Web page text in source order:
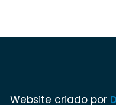
Website criado por